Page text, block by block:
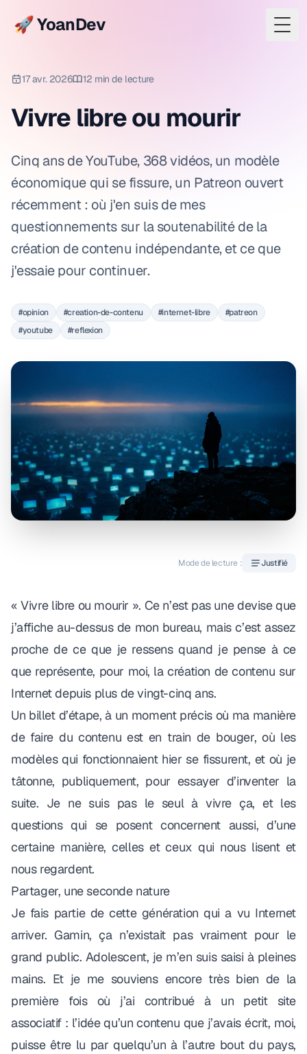
🚀 YoanDev
17 avr. 2026 12 min de lecture
Vivre libre ou mourir
Cinq ans de YouTube, 368 vidéos, un modèle
économique qui se fissure, un Patreon ouvert
récemment : où j'en suis de mes
questionnements sur la soutenabilité de la
création de contenu indépendante, et ce que
j'essaie pour continuer.
#opinion #creation-de-contenu #internet-libre
#patreon
#youtube
#reflexion
Mode de lecture : Justifié
« Vivre libre ou mourir ». Ce n’est pas une devise que
j’affiche au-dessus de mon bureau, mais c’est assez
proche de ce que je ressens quand je pense à ce
que représente, pour moi, la création de contenu sur
Internet depuis plus de vingt-cinq ans.
Un billet d’étape, à un moment précis où ma manière
de faire du contenu est en train de bouger, où les
modèles qui fonctionnaient hier se fissurent, et où je
tâtonne, publiquement, pour essayer d’inventer la
suite. Je ne suis pas le seul à vivre ça, et les
questions qui se posent concernent aussi, d’une
certaine manière, celles et ceux qui nous lisent et
nous regardent.
Partager, une seconde nature
Je fais partie de cette génération qui a vu Internet
arriver. Gamin, ça n’existait pas vraiment pour le
grand public. Adolescent, je m’en suis saisi à pleines
mains. Et je me souviens encore très bien de la
première fois où j’ai contribué à un petit site
associatif : l’idée qu’un contenu que j’avais écrit, moi,
puisse être lu par quelqu’un à l’autre bout du pays,